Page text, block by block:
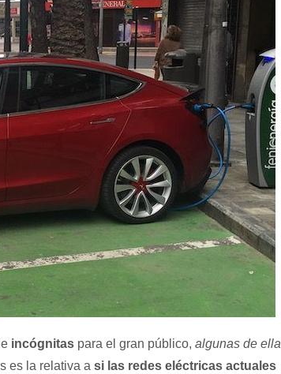
incógnitas para el gran público, algunas de
es la relativa a si las redes eléctricas actuales